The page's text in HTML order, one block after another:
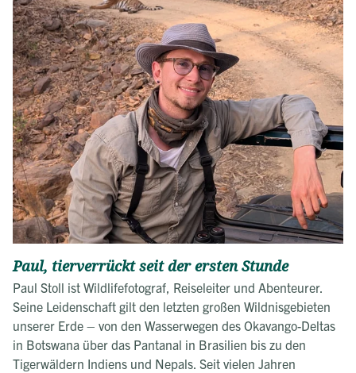
Paul, tierverrückt seit der ersten Stunde
Paul Stoll ist Wildlifefotograf, Reiseleiter und Abenteurer.
Seine Leidenschaft gilt den letzten großen Wildnisgebieten
unserer Erde – von den Wasserwegen des Okavango-Deltas
in Botswana über das Pantanal in Brasilien bis zu den
Tigerwäldern Indiens und Nepals. Seit vielen Jahren